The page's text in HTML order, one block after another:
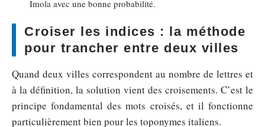
Imola avec une bonne probabilité.
Croiser les indices : la méthode
pour trancher entre deux villes
Quand deux villes correspondent au nombre de lettres et
à la définition, la solution vient des croisements. C’est le
principe fondamental des mots croisés, et il fonctionne
particulièrement bien pour les toponymes italiens.